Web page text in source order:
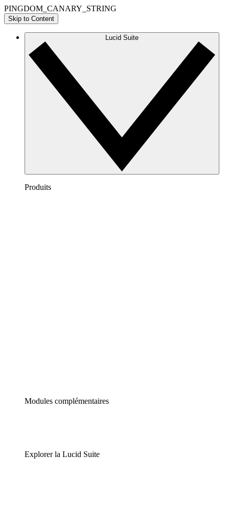
PINGDOM_CANARY_STRING
Skip to Content
Lucid Suite
Produits
Modules complémentaires
Explorer la Lucid Suite